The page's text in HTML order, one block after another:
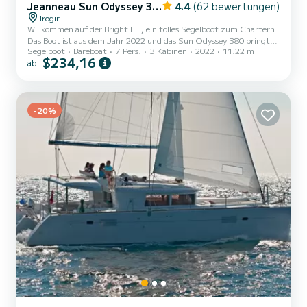
Jeanneau Sun Odyssey 380 4.4 (62 bewertungen)
Trogir
Willkommen auf der Bright Elli, ein tolles Segelboot zum Chartern.
Das Boot ist aus dem Jahr 2022 und das Sun Odyssey 380 bringt
Sie zu den schönsten Ankerplätzen um ACI Marina Trogir. Sie
möchten einen unvergesslichen Törn auf diesem Segelboot mit 11
Komfort verfügt Bright Elli über 2 Toiletten mit Dusche Dieses Boot
ist mit einem Rollgroßsegel und einem Rollgenua ausges...
Segelboot Bareboat 7 Pers. 3 Kabinen 2022 11.22 m
ab $234,16
-20%